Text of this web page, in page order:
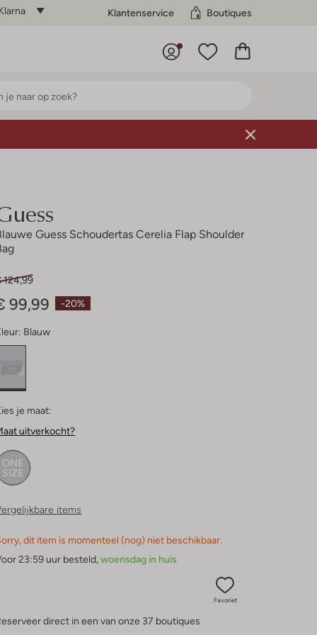
Klantenservice Boutiques
Guess Schoudertas Cerelia Flap Shoulder
-20%
124,99
99,99
Blauw
je maat:
uitverkocht?
ONE
SIZE
items
dit item is momenteel (nog) niet beschikbaar.
23:59 uur besteld, woensdag in huis
Favoriet
direct in een van onze 37 boutiques